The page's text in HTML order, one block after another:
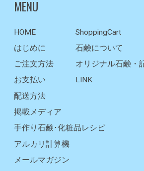
MENU
HOME
はじめに
ご注文方法
お支払い
ShoppingCart
石鹸について
オリジナル石鹸・
LINK
配送方法
掲載メディア
手作り石鹸･化粧品レシピ
アルカリ計算機
メールマガジン